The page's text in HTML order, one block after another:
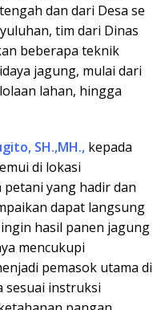
dan dari Desa se
tim dari Dinas
beberapa teknik
jagung, mulai dari
lahan, hingga
SH.,MH., kepada
di lokasi
yang hadir dan
dapat langsung
hasil panen jagung
mencukupi
pemasok utama di
sesuai instruksi